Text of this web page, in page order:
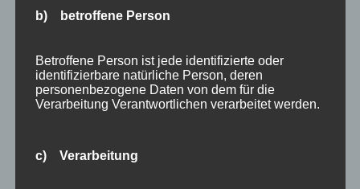
Oberstdorf im Mai – perfekter Frühlingsurlaub
Extra Rabatt im März
Traveller Review Award 2026
Blog Archiv
Blog
Allgäu
b) betroffene Person
Betroffene Person ist jede identifizierte oder
identifizierbare natürliche Person, deren
personenbezogene Daten von dem für die
Verarbeitung Verantwortlichen verarbeitet werden.
c) Verarbeitung